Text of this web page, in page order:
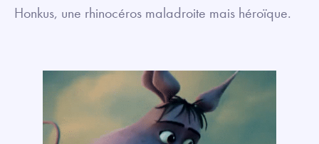
Honkus, une rhinocéros maladroite mais héroïque.